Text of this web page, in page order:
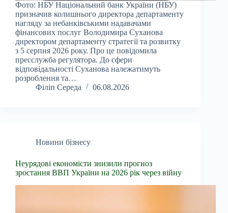
Фото: НБУ Національний банк України (НБУ)
призначив колишнього директора департаменту
нагляду за небанківськими надавачами
фінансових послуг Володимира Суханова
директором департаменту стратегії та розвитку
з 5 серпня 2026 року. Про це повідомила
пресслужба регулятора. До сфери
відповідальності Суханова належатимуть
розроблення та…
Філіп Середа
06.08.2026
Новини бізнесу
Неурядові економісти знизили прогноз
зростання ВВП України на 2026 рік через війну